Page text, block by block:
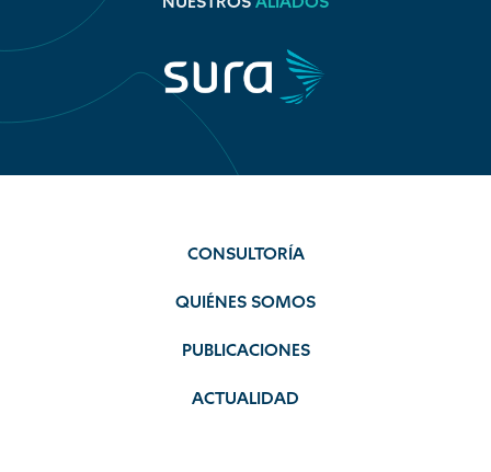
CONSULTORÍA
QUIÉNES SOMOS
PUBLICACIONES
ACTUALIDAD